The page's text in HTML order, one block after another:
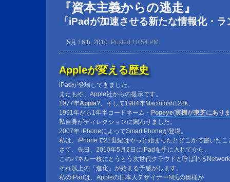
『資本主義からの逃走』
「iPadが加速させる新たな情報化・
5月 16th, 2010 Posted 10:54 PM
Appleが変える歴史
iPadが登場してきました。
またもや、Apple社からの提示です。
1977年Apple?、そして1984年Macintosh128k、
1991年から1年半コードネーム・ Popeye(実機が東芝にあり
私自身がディレクションに関わりました。
2007年 iPhoneによってSmart Phoneが登場。
私は、iPhoneで21世紀はやっと始まったとどこかで書いたこ
さて、先日、2010年5月2日にiPadを手に入れてから、
このパネル一枚にとうとう次世代クラウドと呼ばれる
それ以上の「進化」が始まる予感がします。
私のiPadは、Appleの日本人デザイナーN氏の奥様が